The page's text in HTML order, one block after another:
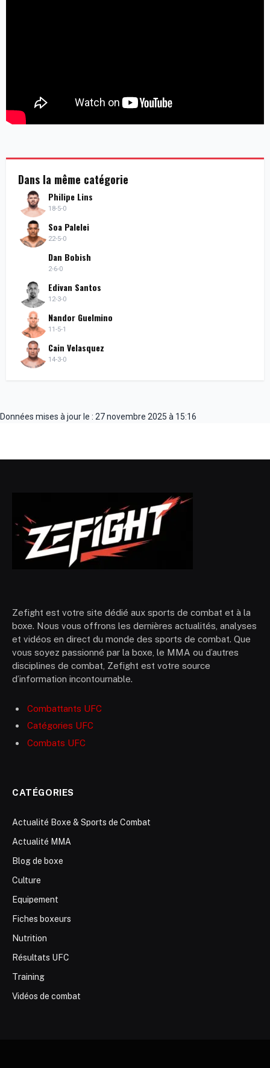
Dans la même catégorie
Philipe Lins
18-5-0
Soa Palelei
22-5-0
Dan Bobish
2-6-0
Edivan Santos
12-3-0
Nandor Guelmino
11-5-1
Cain Velasquez
14-3-0
Données mises à jour le : 27 novembre 2025 à 15:16
Zefight est votre site dédié aux sports de combat et à la
boxe. Nous vous offrons les dernières actualités, analyses
et vidéos en direct du monde des sports de combat. Que
vous soyez passionné par la boxe, le MMA ou d’autres
disciplines de combat, Zefight est votre source
d’information incontournable.
Combattants UFC
Catégories UFC
Combats UFC
CATÉGORIES
Actualité Boxe & Sports de Combat
Actualité MMA
Blog de boxe
Culture
Equipement
Fiches boxeurs
Nutrition
Résultats UFC
Training
Vidéos de combat